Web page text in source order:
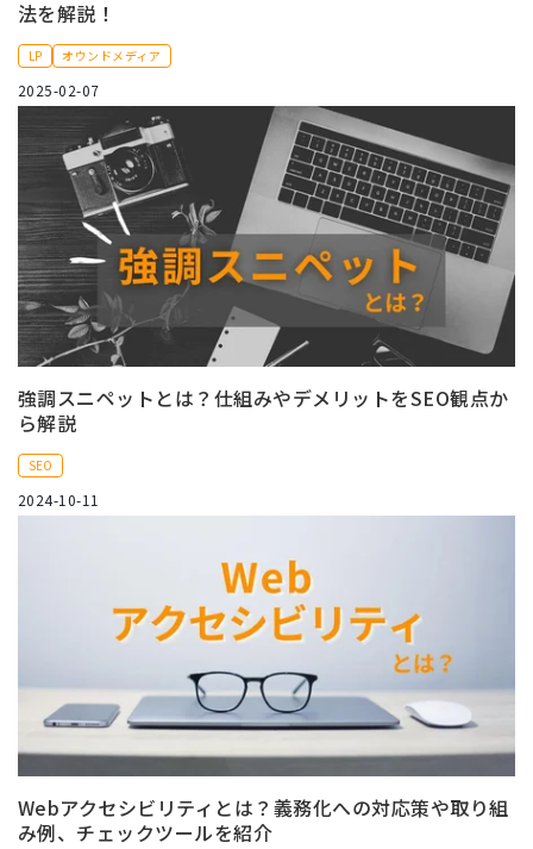
法を解説！
LP オウンドメディア
2025-02-07
強調スニペットとは？仕組みやデメリットをSEO観点か
ら解説
SEO
2024-10-11
Webアクセシビリティとは？義務化への対応策や取り組
み例、チェックツールを紹介